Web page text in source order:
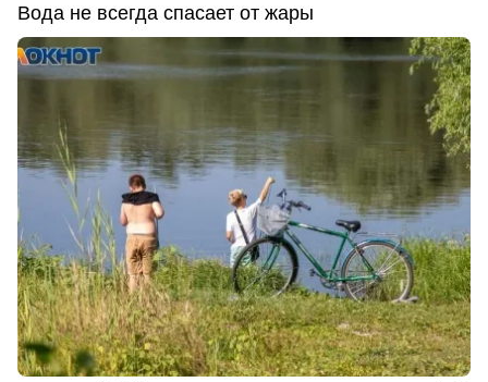
Вода не всегда спасает от жары